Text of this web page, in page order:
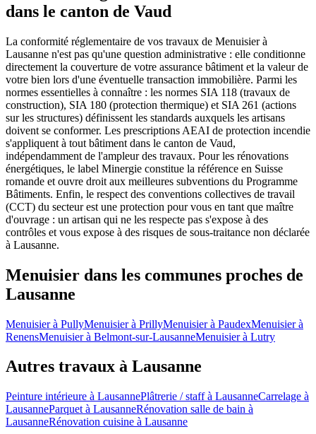
dans le canton de Vaud
La conformité réglementaire de vos travaux de Menuisier à
Lausanne n'est pas qu'une question administrative : elle conditionne
directement la couverture de votre assurance bâtiment et la valeur de
votre bien lors d'une éventuelle transaction immobilière. Parmi les
normes essentielles à connaître : les normes SIA 118 (travaux de
construction), SIA 180 (protection thermique) et SIA 261 (actions
sur les structures) définissent les standards auxquels les artisans
doivent se conformer. Les prescriptions AEAI de protection incendie
s'appliquent à tout bâtiment dans le canton de Vaud,
indépendamment de l'ampleur des travaux. Pour les rénovations
énergétiques, le label Minergie constitue la référence en Suisse
romande et ouvre droit aux meilleures subventions du Programme
Bâtiments. Enfin, le respect des conventions collectives de travail
(CCT) du secteur est une protection pour vous en tant que maître
d'ouvrage : un artisan qui ne les respecte pas s'expose à des
contrôles et vous expose à des risques de sous-traitance non déclarée
à Lausanne.
Menuisier dans les communes proches de
Lausanne
Menuisier à PullyMenuisier à PrillyMenuisier à PaudexMenuisier à
RenensMenuisier à Belmont-sur-LausanneMenuisier à Lutry
Autres travaux à Lausanne
Peinture intérieure à LausannePlâtrerie / staff à LausanneCarrelage à
LausanneParquet à LausanneRénovation salle de bain à
LausanneRénovation cuisine à Lausanne